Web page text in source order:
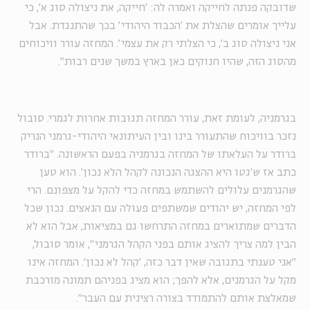
שדובקה פנתה לחייקה ואמרה לה: 'חייקה, את ניצולה סוג א', כי
עלייך אומרים שהצלת את 'הכבוד היהודי' בכך שהתנגדת. אבל
אני ניצולה סוג ב', כי הצלתי רק את עצמי'. המחזה עורר וויכוחים
מהסוג הזה, שהיו חנוקים כאן בארץ במשך שנים רבות".
בגרמניה, לעומת זאת, עורר המחזה תגובות אחרות לגמרי. סובול
נזכר בוויכוח שהתעורר בינו ובין העיתונאי היהודי-גרמני הנריק
ברודר על העלאתו של המחזה בגרמניה בפעם הראשונה. "ברודר
כתב אז ש'גטו היא ההצגה הנכונה לקהל הלא נכון'. הוא טען
שהגרמנים עלולים להשתמש במחזה כדי להקל על מצפונם. הרי
לפי המחזה, יש יהודים שמשתפים פעולה עם הנאצים. נכון שכל
הדברים שמתוארים במחזה התרחשו גם במציאות, אבל הוא לא
הבין למה צריך להציג אותם בפני הקהל הגרמני", אומר סובול,
"אני טענתי בתגובה שאין דבר כזה, 'קהל לא נכון'. המחזה אינו
מקל על הגרמנים, אלא להפך; הוא מציג בפניהם תמונה מורכבת
שמאלצת אותם להתמודד בצורה רצינית עם העבר".